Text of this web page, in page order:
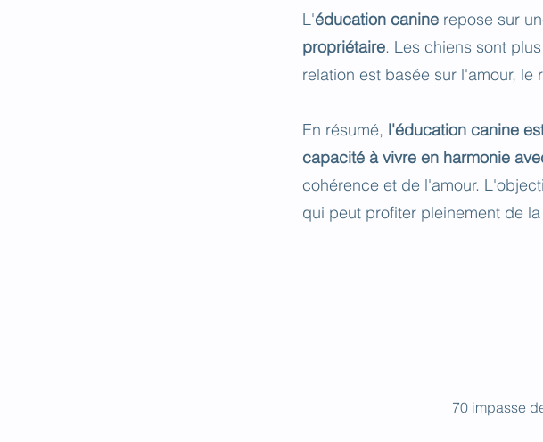
L'éducation canine repose sur
propriétaire. Les chiens sont
relation est basée sur l'amour, le
En résumé, l'éducation canine
capacité à vivre en harmonie
cohérence et de l'amour.
qui peut profiter pleinement de
70 impasse